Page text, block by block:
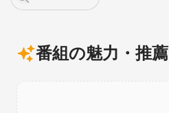
番組の魅力・推薦